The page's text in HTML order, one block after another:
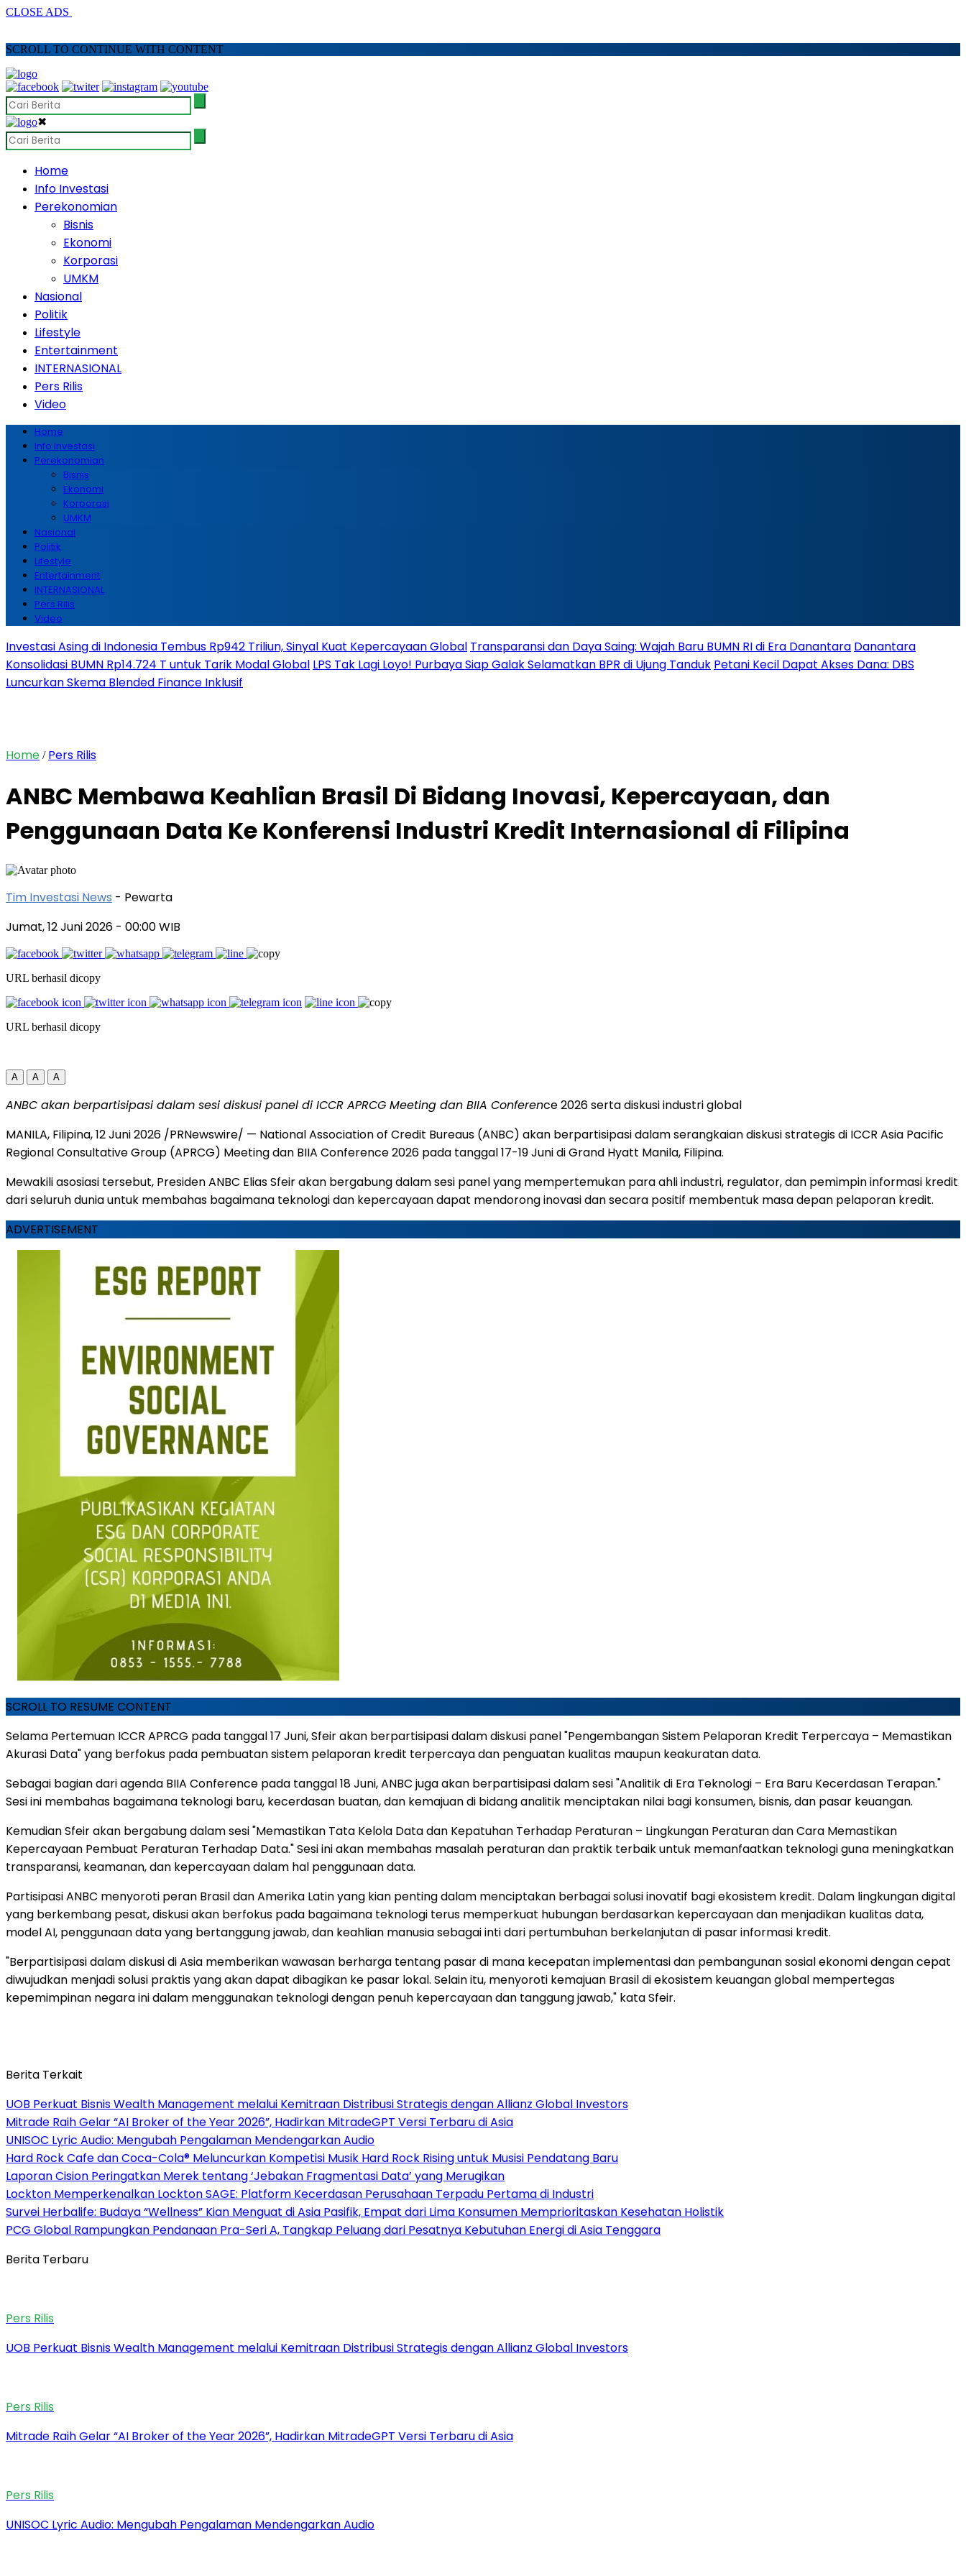
CLOSE ADS
SCROLL TO CONTINUE WITH CONTENT
✖
Home
Info Investasi
Perekonomian
Bisnis
Ekonomi
Korporasi
UMKM
Nasional
Politik
Lifestyle
Entertainment
INTERNASIONAL
Pers Rilis
Video
Home
Info Investasi
Perekonomian
Bisnis
Ekonomi
Korporasi
UMKM
Nasional
Politik
Lifestyle
Entertainment
INTERNASIONAL
Pers Rilis
Video
Investasi Asing di Indonesia Tembus Rp942 Triliun, Sinyal Kuat Kepercayaan Global Transparansi dan Daya Saing: Wajah Baru BUMN RI di Era Danantara Danantara
Konsolidasi BUMN Rp14.724 T untuk Tarik Modal Global LPS Tak Lagi Loyo! Purbaya Siap Galak Selamatkan BPR di Ujung Tanduk Petani Kecil Dapat Akses Dana: DBS
Luncurkan Skema Blended Finance Inklusif
Home / Pers Rilis
ANBC Membawa Keahlian Brasil Di Bidang Inovasi, Kepercayaan, dan
Penggunaan Data Ke Konferensi Industri Kredit Internasional di Filipina
Tim Investasi News - Pewarta
Jumat, 12 Juni 2026 - 00:00 WIB
URL berhasil dicopy
URL berhasil dicopy
A A A
ANBC akan berpartisipasi dalam sesi diskusi panel di ICCR APRCG Meeting dan BIIA Conference 2026 serta diskusi industri global
MANILA, Filipina,12 Juni 2026 /PRNewswire/ — National Association of Credit Bureaus (ANBC) akan berpartisipasi dalam serangkaian diskusi strategis di ICCR Asia Pacific
Regional Consultative Group (APRCG) Meeting dan BIIA Conference 2026 pada tanggal 17-19 Juni di Grand Hyatt Manila, Filipina.
Mewakili asosiasi tersebut, Presiden ANBC Elias Sfeir akan bergabung dalam sesi panel yang mempertemukan para ahli industri, regulator, dan pemimpin informasi kredit
dari seluruh dunia untuk membahas bagaimana teknologi dan kepercayaan dapat mendorong inovasi dan secara positif membentuk masa depan pelaporan kredit.
ADVERTISEMENT
SCROLL TO RESUME CONTENT
Selama Pertemuan ICCR APRCG pada tanggal 17 Juni, Sfeir akan berpartisipasi dalam diskusi panel "Pengembangan Sistem Pelaporan Kredit Terpercaya – Memastikan
Akurasi Data" yang berfokus pada pembuatan sistem pelaporan kredit terpercaya dan penguatan kualitas maupun keakuratan data.
Sebagai bagian dari agenda BIIA Conference pada tanggal 18 Juni, ANBC juga akan berpartisipasi dalam sesi "Analitik di Era Teknologi – Era Baru Kecerdasan Terapan."
Sesi ini membahas bagaimana teknologi baru, kecerdasan buatan, dan kemajuan di bidang analitik menciptakan nilai bagi konsumen, bisnis, dan pasar keuangan.
Kemudian Sfeir akan bergabung dalam sesi "Memastikan Tata Kelola Data dan Kepatuhan Terhadap Peraturan – Lingkungan Peraturan dan Cara Memastikan
Kepercayaan Pembuat Peraturan Terhadap Data." Sesi ini akan membahas masalah peraturan dan praktik terbaik untuk memanfaatkan teknologi guna meningkatkan
transparansi, keamanan, dan kepercayaan dalam hal penggunaan data.
Partisipasi ANBC menyoroti peran Brasil dan Amerika Latin yang kian penting dalam menciptakan berbagai solusi inovatif bagi ekosistem kredit. Dalam lingkungan digital
yang berkembang pesat, diskusi akan berfokus pada bagaimana teknologi terus memperkuat hubungan berdasarkan kepercayaan dan menjadikan kualitas data,
model AI, penggunaan data yang bertanggung jawab, dan keahlian manusia sebagai inti dari pertumbuhan berkelanjutan di pasar informasi kredit.
"Berpartisipasi dalam diskusi di Asia memberikan wawasan berharga tentang pasar di mana kecepatan implementasi dan pembangunan sosial ekonomi dengan cepat
diwujudkan menjadi solusi praktis yang akan dapat dibagikan ke pasar lokal. Selain itu, menyoroti kemajuan Brasil di ekosistem keuangan global mempertegas
kepemimpinan negara ini dalam menggunakan teknologi dengan penuh kepercayaan dan tanggung jawab," kata Sfeir.
Berita Terkait
UOB Perkuat Bisnis Wealth Management melalui Kemitraan Distribusi Strategis dengan Allianz Global Investors
Mitrade Raih Gelar “AI Broker of the Year 2026”, Hadirkan MitradeGPT Versi Terbaru di Asia
UNISOC Lyric Audio: Mengubah Pengalaman Mendengarkan Audio
Hard Rock Cafe dan Coca-Cola® Meluncurkan Kompetisi Musik Hard Rock Rising untuk Musisi Pendatang Baru
Laporan Cision Peringatkan Merek tentang ‘Jebakan Fragmentasi Data’ yang Merugikan
Lockton Memperkenalkan Lockton SAGE: Platform Kecerdasan Perusahaan Terpadu Pertama di Industri
Survei Herbalife: Budaya “Wellness” Kian Menguat di Asia Pasifik, Empat dari Lima Konsumen Memprioritaskan Kesehatan Holistik
PCG Global Rampungkan Pendanaan Pra-Seri A, Tangkap Peluang dari Pesatnya Kebutuhan Energi di Asia Tenggara
Berita Terbaru
Pers Rilis
UOB Perkuat Bisnis Wealth Management melalui Kemitraan Distribusi Strategis dengan Allianz Global Investors
Pers Rilis
Mitrade Raih Gelar “AI Broker of the Year 2026”, Hadirkan MitradeGPT Versi Terbaru di Asia
Pers Rilis
UNISOC Lyric Audio: Mengubah Pengalaman Mendengarkan Audio